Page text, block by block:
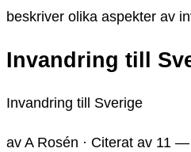
beskriver olika aspekter av
Invandring till
Invandring till Sverige
av A Rosén · Citerat av 11